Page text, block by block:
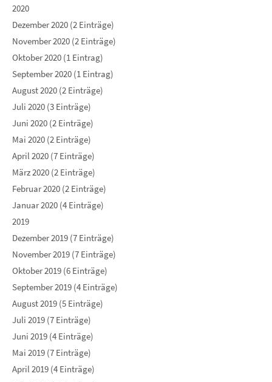
2020
Dezember 2020 (2 Einträge)
November 2020 (2 Einträge)
Oktober 2020 (1 Eintrag)
September 2020 (1 Eintrag)
August 2020 (2 Einträge)
Juli 2020 (3 Einträge)
Juni 2020 (2 Einträge)
Mai 2020 (2 Einträge)
April 2020 (7 Einträge)
März 2020 (2 Einträge)
Februar 2020 (2 Einträge)
Januar 2020 (4 Einträge)
2019
Dezember 2019 (7 Einträge)
November 2019 (7 Einträge)
Oktober 2019 (6 Einträge)
September 2019 (4 Einträge)
August 2019 (5 Einträge)
Juli 2019 (7 Einträge)
Juni 2019 (4 Einträge)
Mai 2019 (7 Einträge)
April 2019 (4 Einträge)